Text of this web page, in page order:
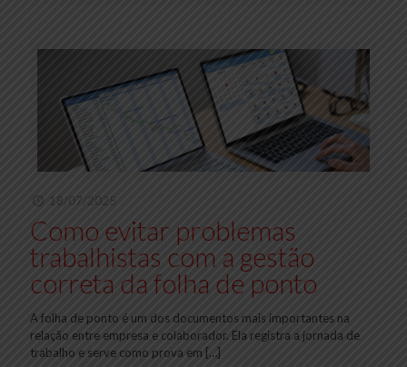
18/07/2025
Como evitar problemas
trabalhistas com a gestão
correta da folha de ponto
A folha de ponto é um dos documentos mais importantes na
relação entre empresa e colaborador. Ela registra a jornada de
trabalho e serve como prova em […]